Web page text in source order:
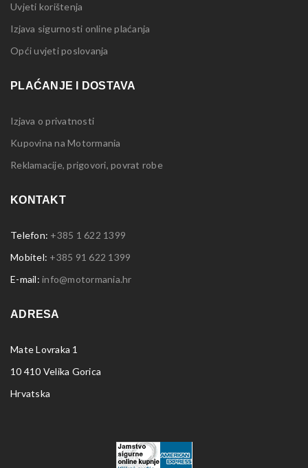
Uvjeti korištenja
Izjava sigurnosti online plaćanja
Opći uvjeti poslovanja
PLAĆANJE I DOSTAVA
Izjava o privatnosti
Kupovina na Motormania
Reklamacije, prigovori, povrat robe
KONTAKT
Telefon: +385 1 622 1399
Mobitel: +385 91 622 1399
E-mail: info@motormania.hr
ADRESA
Mate Lovraka 1
10 410 Velika Gorica
Hrvatska